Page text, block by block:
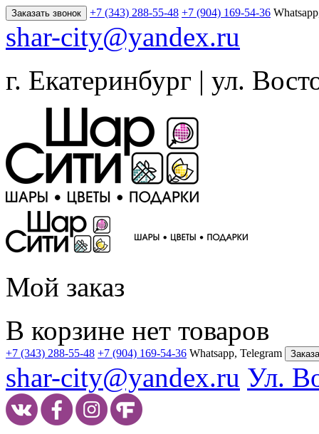
Заказать звонок +7 (343) 288-55-48 +7 (904) 169-54-36
shar-city@yandex.ru
г. Екатеринбург | ул.
Мой заказ
В корзине нет товаров
+7 (343) 288-55-48 +7 (904) 169-54-36 Whatsapp, Telegram
shar-city@yandex.ru Ул.